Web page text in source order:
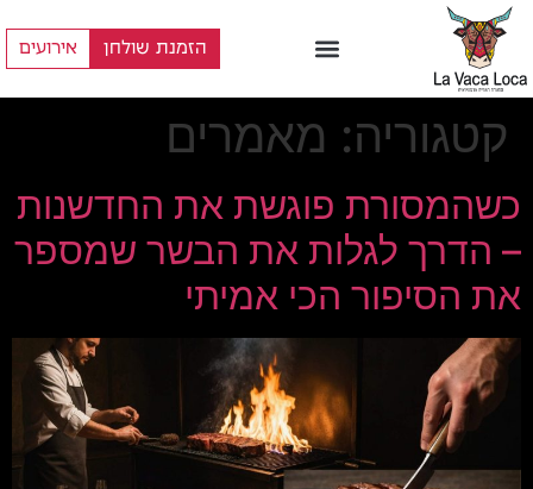
הזמנת שולחן אירועים
קטגוריה: מאמרים
כשהמסורת פוגשת את החדשנות
– הדרך לגלות את הבשר שמספר
את הסיפור הכי אמיתי